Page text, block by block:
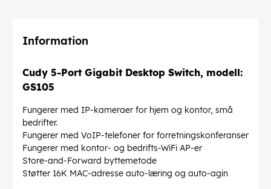
Information
Cudy 5-Port Gigabit Desktop Switch, modell:
GS105
Fungerer med IP-kameraer for hjem og kontor, små
bedrifter.
Fungerer med VoIP-telefoner for forretningskonferanser
Fungerer med kontor- og bedrifts-WiFi AP-er
Store-and-Forward byttemetode
Støtter 16K MAC-adresse auto-læring og auto-agin